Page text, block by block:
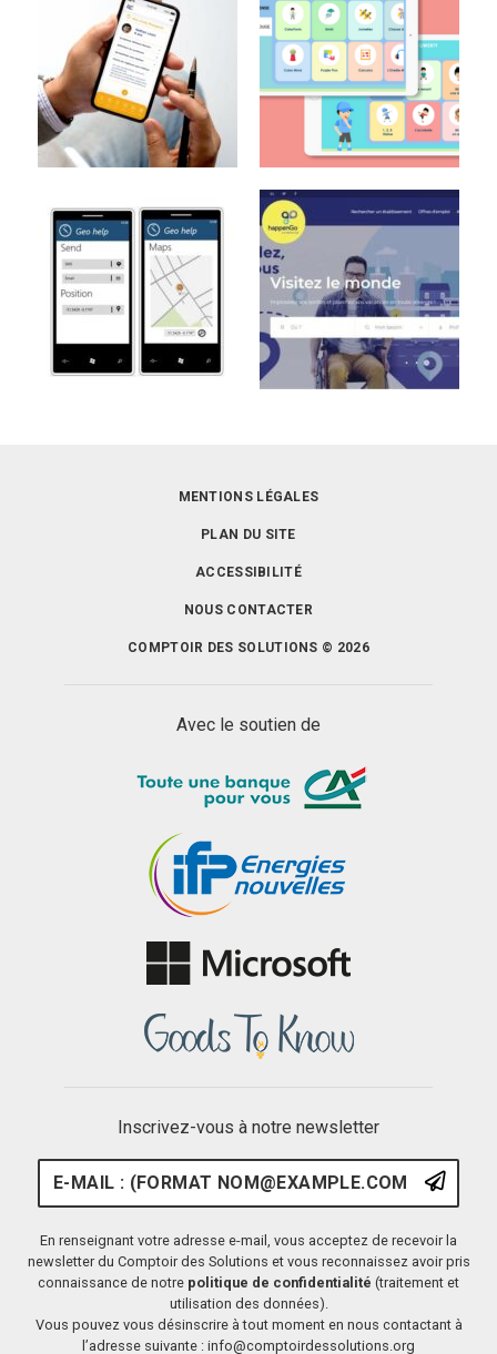
MENTIONS LÉGALES
PLAN DU SITE
ACCESSIBILITÉ
NOUS CONTACTER
COMPTOIR DES SOLUTIONS © 2026
Avec le soutien de
Inscrivez-vous à notre newsletter
E-mail : (format
En renseignant votre adresse e-mail, vous acceptez de recevoir la
newsletter du Comptoir des Solutions et vous reconnaissez avoir pris
connaissance de notre politique de confidentialité (traitement et
utilisation des données).
Vous pouvez vous désinscrire à tout moment en nous contactant à
l’adresse suivante : info@comptoirdessolutions.org